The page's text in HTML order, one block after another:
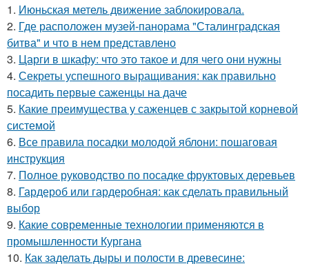
1. Июньская метель движение заблокировала.
2. Где расположен музей-панорама "Сталинградская
битва" и что в нем представлено
3. Царги в шкафу: что это такое и для чего они нужны
4. Секреты успешного выращивания: как правильно
посадить первые саженцы на даче
5. Какие преимущества у саженцев с закрытой корневой
системой
6. Все правила посадки молодой яблони: пошаговая
инструкция
7. Полное руководство по посадке фруктовых деревьев
8. Гардероб или гардеробная: как сделать правильный
выбор
9. Какие современные технологии применяются в
промышленности Кургана
10. Как заделать дыры и полости в древесине: